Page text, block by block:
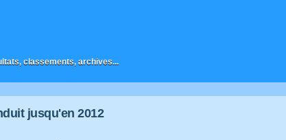
classements, archives...
jusqu'en 2012